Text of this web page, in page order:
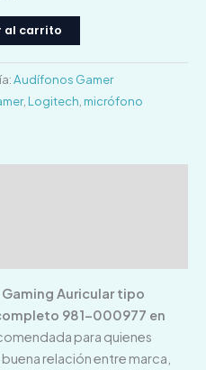
al carrito
Audífonos Gamer
, Logitech micrófono
Auricular tipo
981-000977 en
para quienes
relación entre marca,